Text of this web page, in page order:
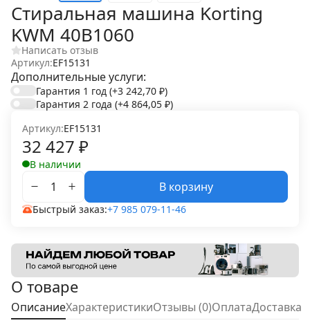
Стиральная машина Korting
KWM 40B1060
Написать отзыв
Артикул:EF15131
Дополнительные услуги:
Гарантия 1 год (+3 242,70 ₽)
Гарантия 2 года (+4 864,05 ₽)
Артикул:EF15131
32 427 ₽
В наличии
В корзину
Быстрый заказ:+7 985 079-11-46
О товаре
ОписаниеХарактеристикиОтзывы (0)ОплатаДоставка